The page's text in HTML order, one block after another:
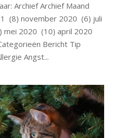
Archief Archief Maand
(8) november 2020 (6) juli
2020 (10) april 2020
Bericht Tip
Angst...